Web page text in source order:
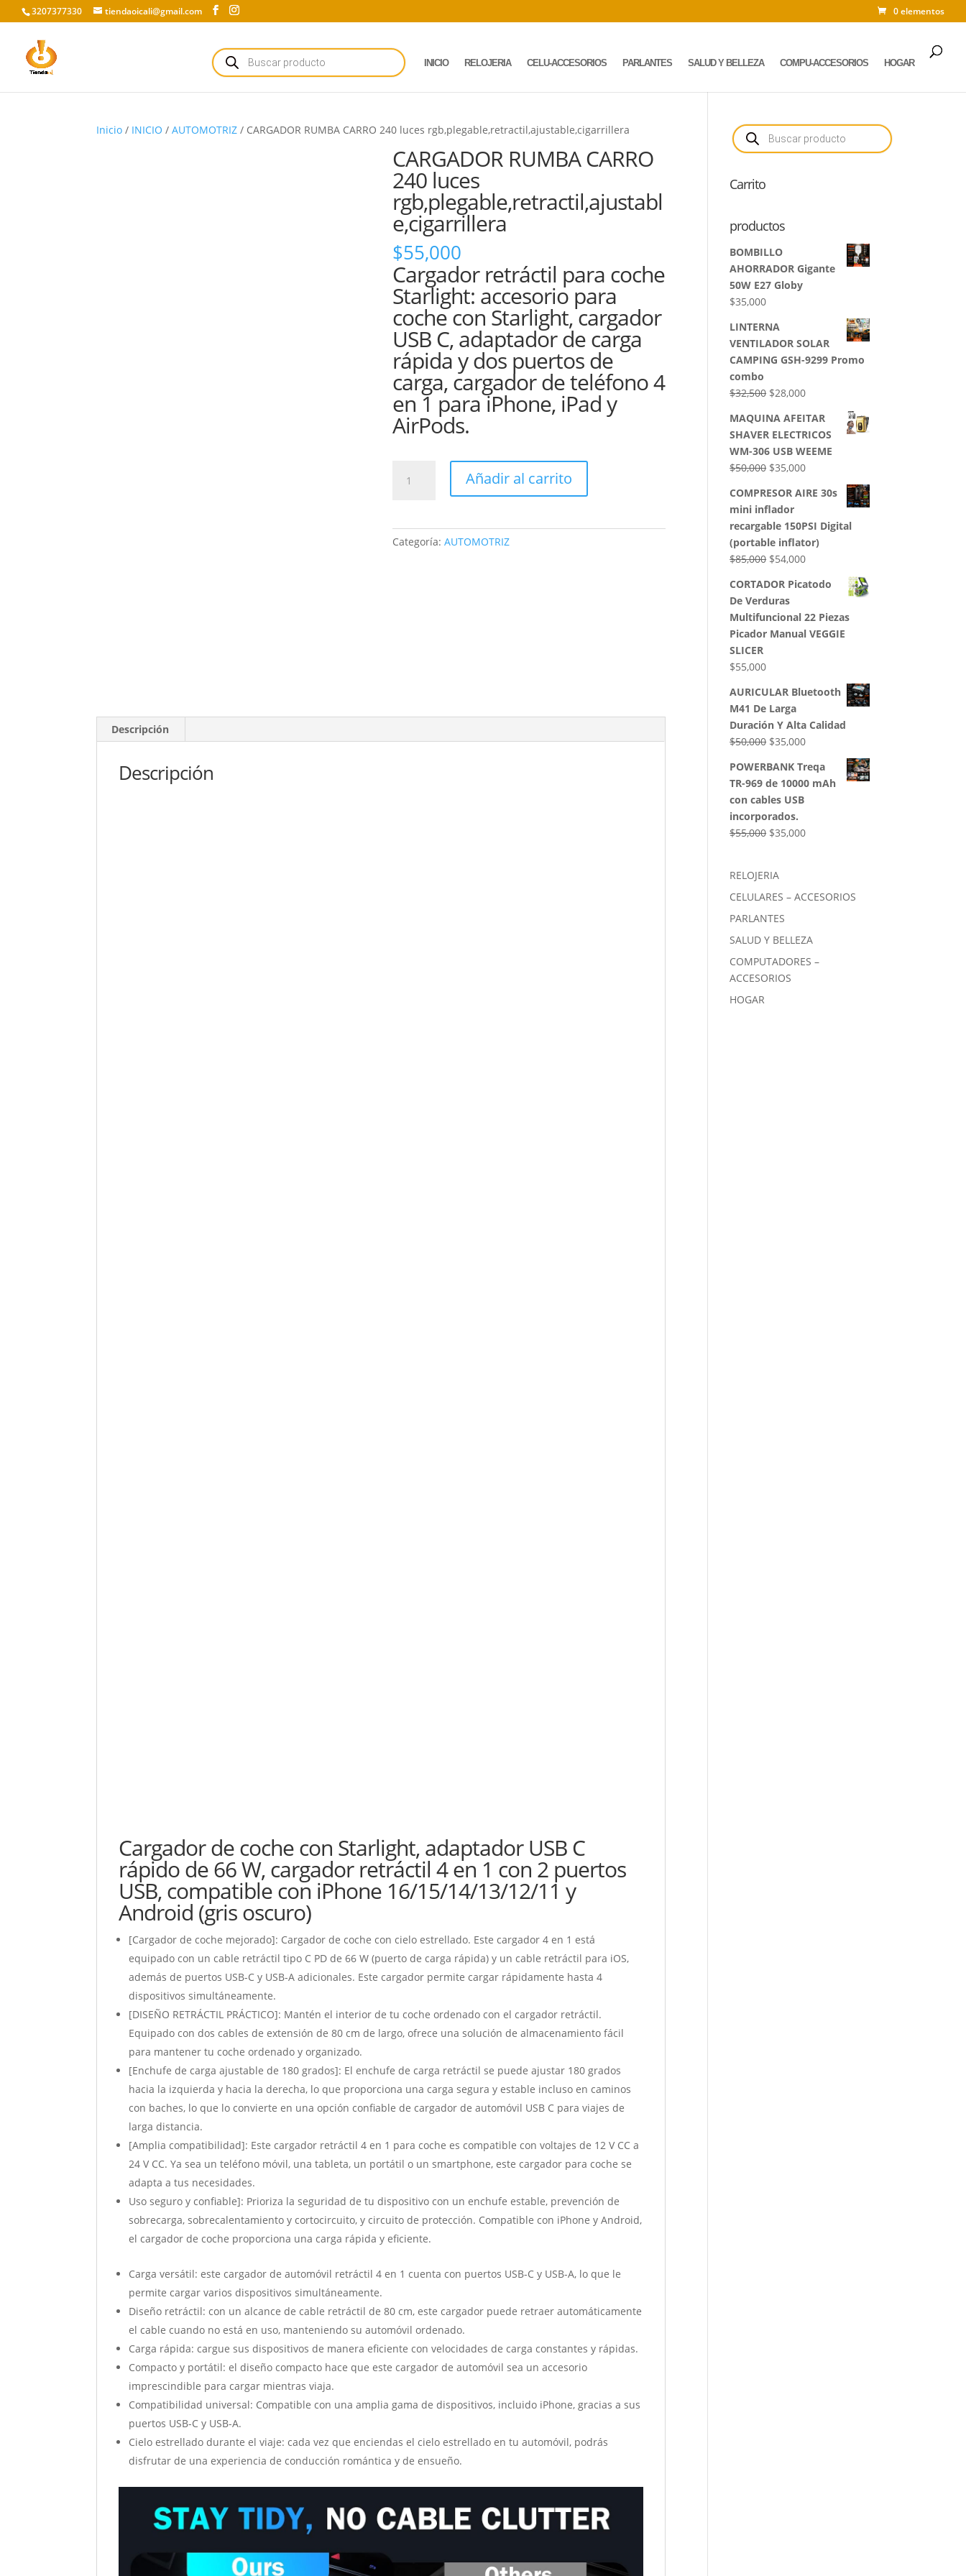
3207377330 tiendaoicali@gmail.com 0 elementos
Búsqueda
de
productos
INICIO RELOJERIA CELU-ACCESORIOS PARLANTES SALUD Y BELLEZA COMPU-ACCESORIOS HOGAR
Inicio / INICIO /AUTOMOTRIZ / CARGADOR RUMBA CARRO 240 luces rgb,plegable,retractil,ajustable,cigarrillera
CARGADOR RUMBA CARRO
240 luces
rgb,plegable,retractil,ajustabl
e,cigarrillera
$55,000
Cargador retráctil para coche
Starlight: accesorio para
coche con Starlight, cargador
USB C, adaptador de carga
rápida y dos puertos de
carga, cargador de teléfono 4
en 1 para iPhone, iPad y
AirPods.
RUMBA
rgb,plegable,retractil,ajustable,cigarrillera
Añadir al carrito
Categoría:AUTOMOTRIZ
Descripción
Descripción
Cargador de coche con Starlight, adaptador USB C
rápido de 66 W, cargador retráctil 4 en 1 con 2 puertos
USB, compatible con iPhone 16/15/14/13/12/11 y
Android (gris oscuro)
[Cargador de coche mejorado]: Cargador de coche con cielo estrellado. Este cargador 4 en 1 está
equipado con un cable retráctil tipo C PD de 66 W (puerto de carga rápida) y un cable retráctil para iOS,
además de puertos USB-C y USB-A adicionales. Este cargador permite cargar rápidamente hasta 4
dispositivos simultáneamente.
[DISEÑO RETRÁCTIL PRÁCTICO]: Mantén el interior de tu coche ordenado con el cargador retráctil.
Equipado con dos cables de extensión de 80 cm de largo, ofrece una solución de almacenamiento fácil
para mantener tu coche ordenado y organizado.
[Enchufe de carga ajustable de 180 grados]: El enchufe de carga retráctil se puede ajustar 180 grados
hacia la izquierda y hacia la derecha, lo que proporciona una carga segura y estable incluso en caminos
con baches, lo que lo convierte en una opción confiable de cargador de automóvil USB C para viajes de
larga distancia.
[Amplia compatibilidad]: Este cargador retráctil 4 en 1 para coche es compatible con voltajes de 12 V CC a
24 V CC. Ya sea un teléfono móvil, una tableta, un portátil o un smartphone, este cargador para coche se
adapta a tus necesidades.
Uso seguro y confiable]: Prioriza la seguridad de tu dispositivo con un enchufe estable, prevención de
sobrecarga, sobrecalentamiento y cortocircuito, y circuito de protección. Compatible con iPhone y Android,
el cargador de coche proporciona una carga rápida y eficiente.
Carga versátil: este cargador de automóvil retráctil 4 en 1 cuenta con puertos USB-C y USB-A, lo que le
permite cargar varios dispositivos simultáneamente.
Diseño retráctil: con un alcance de cable retráctil de 80 cm, este cargador puede retraer automáticamente
el cable cuando no está en uso, manteniendo su automóvil ordenado.
Carga rápida: cargue sus dispositivos de manera eficiente con velocidades de carga constantes y rápidas.
Compacto y portátil: el diseño compacto hace que este cargador de automóvil sea un accesorio
imprescindible para cargar mientras viaja.
Compatibilidad universal: Compatible con una amplia gama de dispositivos, incluido iPhone, gracias a sus
puertos USB-C y USB-A.
Cielo estrellado durante el viaje: cada vez que enciendas el cielo estrellado en tu automóvil, podrás
disfrutar de una experiencia de conducción romántica y de ensueño.
Búsqueda
de
productos
Carrito
productos
BOMBILLO
AHORRADOR Gigante
50W E27 Globy
$35,000
LINTERNA
VENTILADOR SOLAR
CAMPING GSH-9299 Promo
combo
$32,500 El
original
era:
$32,500.
$28,000El
actual
es:
$28,000.
MAQUINA AFEITAR
SHAVER ELECTRICOS
WM-306 USB WEEME
$50,000 El
original
era:
$50,000.
$35,000El
actual
$35,000.
COMPRESOR AIRE 30s
mini inflador
recargable 150PSI Digital
(portable inflator)
$85,000 El
original
era:
$85,000.
$54,000El
actual
$54,000.
CORTADOR Picatodo
De Verduras
Multifuncional 22 Piezas
Picador Manual VEGGIE
SLICER
$55,000
AURICULAR Bluetooth
M41 De Larga
Duración Y Alta Calidad
$50,000 El
original
era:
$50,000.
$35,000El
actual
es:
POWERBANK Treqa
TR-969 de 10000 mAh
con cables USB
incorporados.
$55,000 El
era:
$55,000.
$35,000El
$35,000.
RELOJERIA
CELULARES – ACCESORIOS
PARLANTES
SALUD Y BELLEZA
COMPUTADORES –
ACCESORIOS
HOGAR